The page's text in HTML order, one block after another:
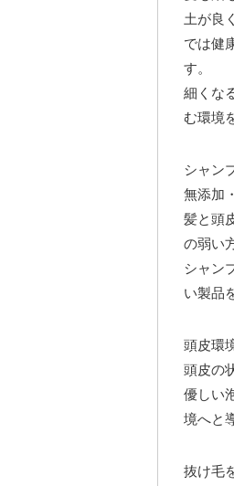
土が良
では健
す。
細くな
む環境
シャン
無添加
髪と頭
の弱い
シャン
い製品
頭皮環
頭皮の
優しい
境へと
抜け毛